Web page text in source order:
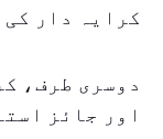
کرایہ دار کی
دوسری طرف،
اور جائز